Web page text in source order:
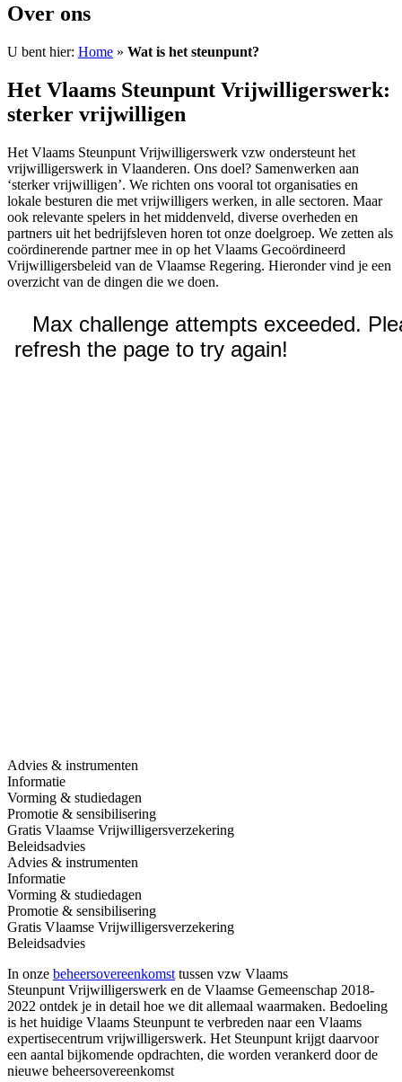
Over ons
U bent hier: Home » Wat is het steunpunt?
Het Vlaams Steunpunt Vrijwilligerswerk:
sterker vrijwilligen
Het Vlaams Steunpunt Vrijwilligerswerk vzw ondersteunt het
vrijwilligerswerk in Vlaanderen. Ons doel? Samenwerken aan
‘sterker vrijwilligen’. We richten ons vooral tot organisaties en
lokale besturen die met vrijwilligers werken, in alle sectoren. Maar
ook relevante spelers in het middenveld, diverse overheden en
partners uit het bedrijfsleven horen tot onze doelgroep. We zetten als
coördinerende partner mee in op het Vlaams Gecoördineerd
Vrijwilligersbeleid van de Vlaamse Regering. Hieronder vind je een
overzicht van de dingen die we doen.
Advies & instrumenten
Informatie
Vorming & studiedagen
Promotie & sensibilisering
Gratis Vlaamse Vrijwilligersverzekering
Beleidsadvies
Advies & instrumenten
Informatie
Vorming & studiedagen
Promotie & sensibilisering
Gratis Vlaamse Vrijwilligersverzekering
Beleidsadvies
In onze beheersovereenkomst tussen vzw Vlaams
Steunpunt Vrijwilligerswerk en de Vlaamse Gemeenschap 2018-
2022 ontdek je in detail hoe we dit allemaal waarmaken. Bedoeling
is het huidige Vlaams Steunpunt te verbreden naar een Vlaams
expertisecentrum vrijwilligerswerk. Het Steunpunt krijgt daarvoor
een aantal bijkomende opdrachten, die worden verankerd door de
nieuwe beheersovereenkomst